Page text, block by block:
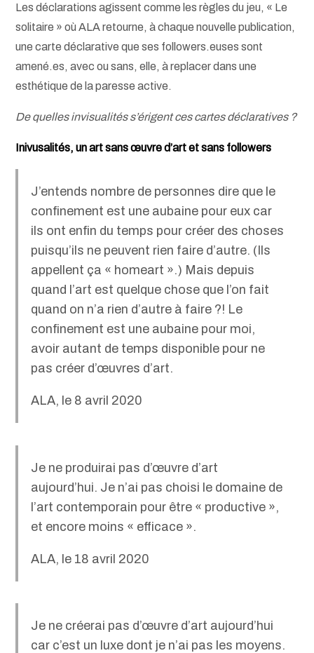
Les déclarations agissent comme les règles du jeu, « Le
solitaire » où ALA retourne, à chaque nouvelle publication,
une carte déclarative que ses followers.euses sont
amené.es, avec ou sans, elle, à replacer dans une
esthétique de la paresse active.
De quelles invisualités s’érigent ces cartes déclaratives ?
Inivusalités, un art sans œuvre d’art et sans followers
J’entends nombre de personnes dire que le
confinement est une aubaine pour eux car
ils ont enfin du temps pour créer des choses
puisqu’ils ne peuvent rien faire d’autre. (Ils
appellent ça « homeart ».) Mais depuis
quand l’art est quelque chose que l’on fait
quand on n’a rien d’autre à faire ?! Le
confinement est une aubaine pour moi,
avoir autant de temps disponible pour ne
pas créer d’œuvres d’art.
ALA, le 8 avril 2020
Je ne produirai pas d’œuvre d’art
aujourd’hui. Je n’ai pas choisi le domaine de
l’art contemporain pour être « productive »,
et encore moins « efficace ».
ALA, le 18 avril 2020
Je ne créerai pas d’œuvre d’art aujourd’hui
car c’est un luxe dont je n’ai pas les moyens.